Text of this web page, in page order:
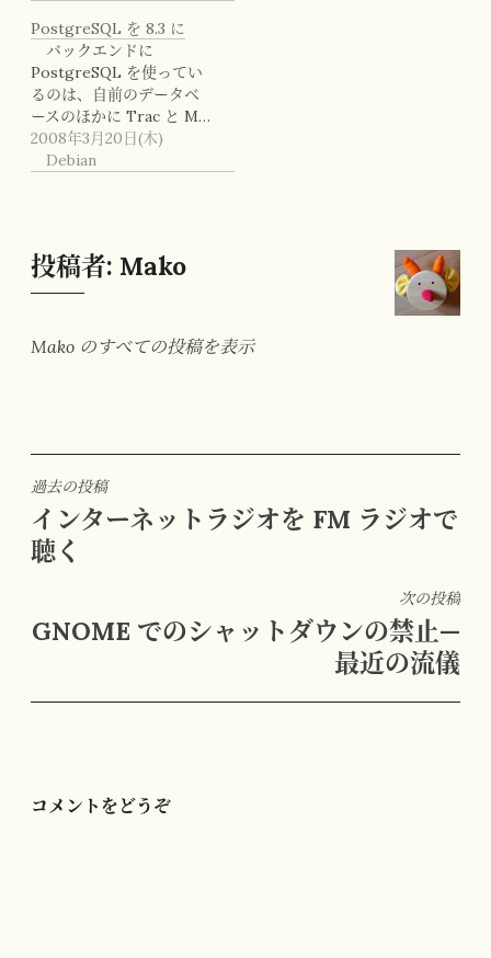
PostgreSQL を 8.3 に
バックエンドに
PostgreSQL を使ってい
るのは、自前のデータベ
ースのほかに Trac と M…
2008年3月20日(木)
Debian
投稿者: Mako
Mako のすべての投稿を表示
投
稿
ナ
ゲ
ー
過去の投稿
インターネットラジオを FM ラジオで
聴く
次の投稿
GNOME でのシャットダウンの禁止—
最近の流儀
コメントをどうぞ